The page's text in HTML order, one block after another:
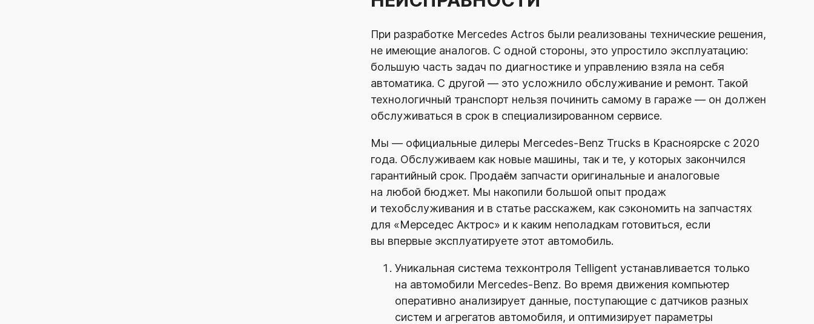
При разработке Mercedes Actros были реализованы технические решения,
не имеющие аналогов. С одной стороны, это упростило эксплуатацию:
большую часть задач по диагностике и управлению взяла на себя
автоматика. С другой — это усложнило обслуживание и ремонт. Такой
технологичный транспорт нельзя починить самому в гараже — он должен
обслуживаться в срок в специализированном сервисе.
Мы — официальные дилеры Mercedes-Benz Trucks в Красноярске с 2020
года. Обслуживаем как новые машины, так и те, у которых закончился
гарантийный срок. Продаём запчасти оригинальные и аналоговые
на любой бюджет. Мы накопили большой опыт продаж
и техобслуживания и в статье расскажем, как сэкономить на запчастях
для «Мерседес Актрос» и к каким неполадкам готовиться, если
вы впервые эксплуатируете этот автомобиль.
Уникальная система техконтроля Telligent устанавливается только
на автомобили Mercedes-Benz. Во время движения компьютер
оперативно анализирует данные, поступающие с датчиков разных
систем и агрегатов автомобиля, и оптимизирует параметры